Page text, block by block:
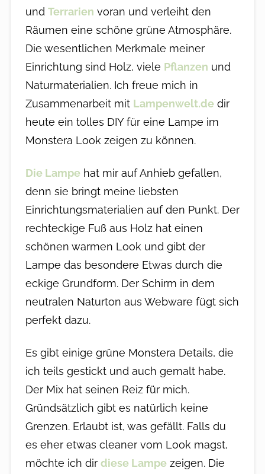
und Terrarien voran und verleiht den
Räumen eine schöne grüne Atmosphäre.
Die wesentlichen Merkmale meiner
Einrichtung sind Holz, viele Pflanzen und
Naturmaterialien. Ich freue mich in
Zusammenarbeit mit Lampenwelt.dedir
heute ein tolles DIY für eine Lampe im
Monstera Look zeigen zu können.
Die Lampehat mir auf Anhieb gefallen,
denn sie bringt meine liebsten
Einrichtungsmaterialien auf den Punkt. Der
rechteckige Fuß aus Holz hat einen
schönen warmen Look und gibt der
Lampe das besondere Etwas durch die
eckige Grundform. Der Schirm in dem
neutralen Naturton aus Webware fügt sich
perfekt dazu.
Es gibt einige grüne Monstera Details, die
ich teils gestickt und auch gemalt habe.
Der Mix hat seinen Reiz für mich.
Gründsätzlich gibt es natürlich keine
Grenzen. Erlaubt ist, was gefällt. Falls du
es eher etwas cleaner vom Look magst,
möchte ich dir diese Lampezeigen. Die